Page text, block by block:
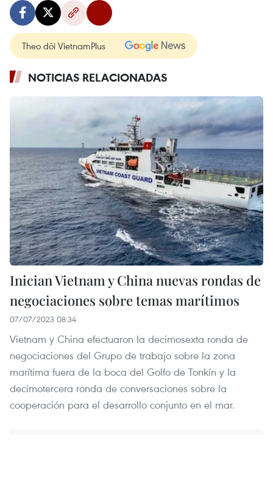
Theo dõi VietnamPlus
NOTICIAS RELACIONADAS
Inician Vietnam y China nuevas rondas de
negociaciones sobre temas marítimos
07/07/2023 08:34
Vietnam y China efectuaron la decimosexta ronda de
negociaciones del Grupo de trabajo sobre la zona
marítima fuera de la boca del Golfo de Tonkín y la
decimotercera ronda de conversaciones sobre la
cooperación para el desarrollo conjunto en el mar.